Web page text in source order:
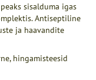
sisalduma igas
Antiseptiline
ja haavandite
hingamisteesid